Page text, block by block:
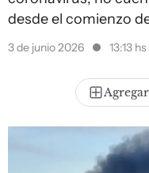
desde el comienzo
3 de junio 2026 13:13 hs